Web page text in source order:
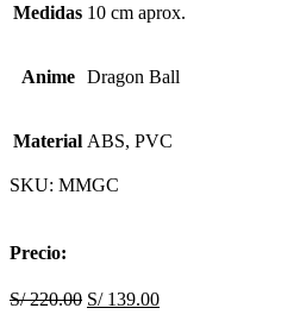
Medidas 10 cm aprox.
Anime Dragon Ball
Material ABS, PVC
SKU: MMGC
Precio:
S/220.00 S/139.00